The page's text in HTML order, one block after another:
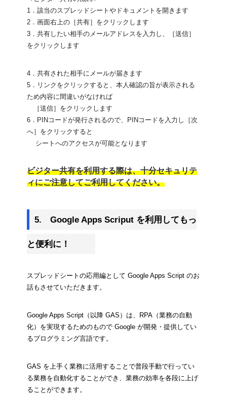
1．該当のスプレッドシートやドキュメントを開きます
2．画面右上の［共有］をクリックします
3．共有したい相手のメールアドレスを入力し、［送信］
をクリックします
4．共有された相手にメールが届きます
5．リンクをクリックすると、本人確認の旨が表示される
ため内容に間違いがなければ
［送信］をクリックします
6．PINコードが発行されるので、PINコードを入力し［次
へ］をクリックすると
シートへのアクセスが可能となります
ビジター共有を利用する際は、十分セキュリテ
ィにご注意してご利用してください。
5.　Google Apps Scriput を利用してもっ
と便利に！
スプレッドシートの応用編として Google Apps Script のお
話もさせていただきます。
Google Apps Script（以降 GAS）は、RPA（業務の自動
化）を実現するためのもので Google が開発・提供してい
るプログラミング言語です。
GAS を上手く業務に活用することで普段手動で行ってい
る業務を自動化することができ、業務の効率を各段に上げ
ることができます。